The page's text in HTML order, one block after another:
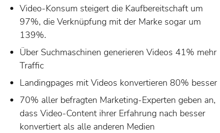
Video-Konsum steigert die Kaufbereitschaft um
97%, die Verknüpfung mit der Marke sogar um
139%.
Über Suchmaschinen generieren Videos 41% mehr
Traffic
Landingpages mit Videos konvertieren 80% besser
70% aller befragten Marketing-Experten geben an,
dass Video-Content ihrer Erfahrung nach besser
konvertiert als alle anderen Medien